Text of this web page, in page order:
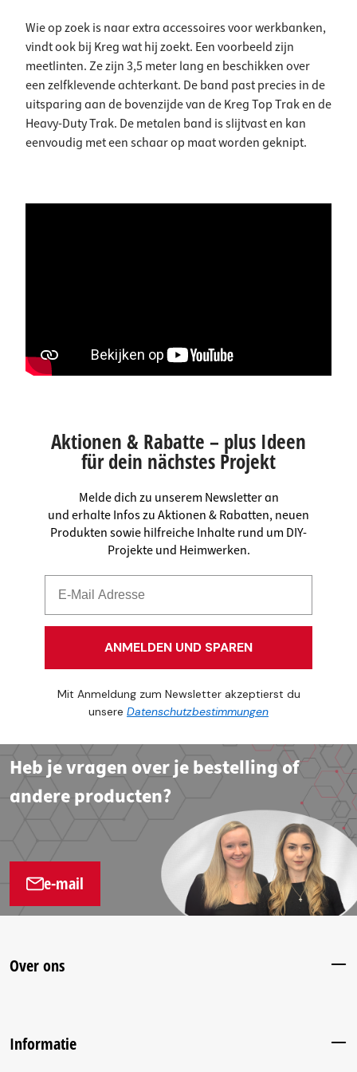
Wie op zoek is naar extra accessoires voor werkbanken,
vindt ook bij Kreg wat hij zoekt. Een voorbeeld zijn
meetlinten. Ze zijn 3,5 meter lang en beschikken over
een zelfklevende achterkant. De band past precies in de
uitsparing aan de bovenzijde van de Kreg Top Trak en de
Heavy-Duty Trak. De metalen band is slijtvast en kan
eenvoudig met een schaar op maat worden geknipt.
Aktionen & Rabatte – plus Ideen
für dein nächstes Projekt
Melde dich zu unserem Newsletter an
und erhalte Infos zu Aktionen & Rabatten, neuen
Produkten sowie hilfreiche Inhalte rund um DIY-
Projekte und Heimwerken.
ANMELDEN UND SPAREN
Mit Anmeldung zum Newsletter akzeptierst du
unsere Datenschutzbestimmungen
Heb je vragen over je bestelling of
andere producten?
e-mail
Over ons
Informatie